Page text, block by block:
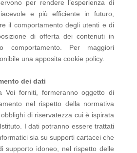
per rendere l’esperienza di
e più efficiente in futuro,
il comportamento degli utenti e di
di offerta dei contenuti in
comportamento. Per maggiori
una apposita cookie policy.
dei dati
Voi forniti, formeranno oggetto di
nel rispetto della normativa
di riservatezza cui è ispirata
I dati potranno essere trattati
sia su supporti cartacei che
supporto idoneo, nel rispetto delle